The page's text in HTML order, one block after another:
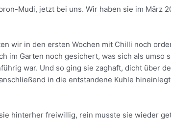
Mudi, jetzt bei uns. Wir haben sie im März
wir in den ersten Wochen mit Chilli noch
im Garten noch gesichert, was sich als umso
war. Und so ging sie zaghaft, dicht über
in die entstandene Kuhle
hinterher freiwillig, rein musste sie wieder